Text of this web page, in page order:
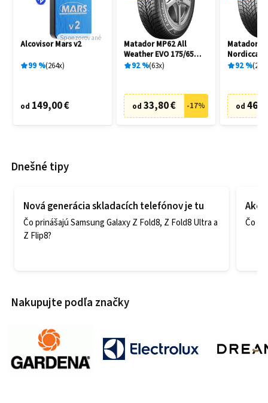
Sponzorované
Alcovisor Mars v2
99% 264x
od 149,00 €
Matador MP62 All
Weather EVO 175/65
R14 82T
92% 63x
od 33,80 € -17%
Matador
Nordicca
91H
92% 241
od
Dnešné tipy
Nová generácia skladacích telefónov je tu
Čo prinášajú Samsung Galaxy Z Fold8, Z Fold8 Ultra a
Z Flip8?
Ako
Čo
Nakupujte podľa značky